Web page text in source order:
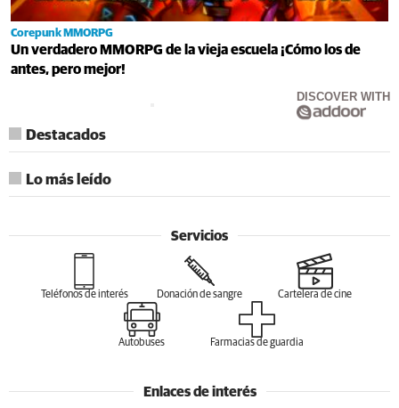
Corepunk MMORPG
Un verdadero MMORPG de la vieja escuela ¡Cómo los de
antes, pero mejor!
DISCOVER WITH
Destacados
Lo más leído
Servicios
Teléfonos de interés Donación de sangre Cartelera de cine
Autobuses Farmacias de guardia
Enlaces de interés